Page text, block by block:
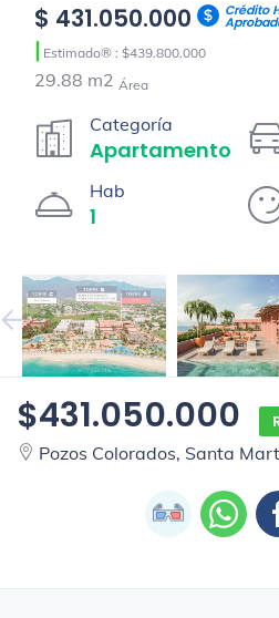
$ 431.050.000 Crédito
| Estimado® : $439.800.000
29.88 m2 Área
Categoría
Apartamento
Hab
1
$431.050.000
Pozos Colorados, Santa